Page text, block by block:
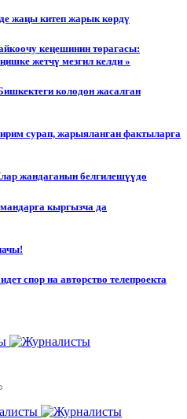
жаңы китеп жарык көрдү
кеңешинин төрагасы:
жетчү мезгил келди »
колодон жасалган
сурап, жарыяланган фактыларга
жандаганын белгилешүүдө
кыргызча да
спор на авторство телепроекта